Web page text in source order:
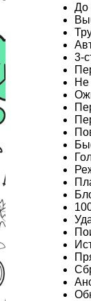
До
3-
Не